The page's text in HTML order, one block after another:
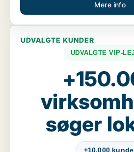
Mere info
UDVALGTE KUNDER
UDVALGTE VIP-
søger
+10.000